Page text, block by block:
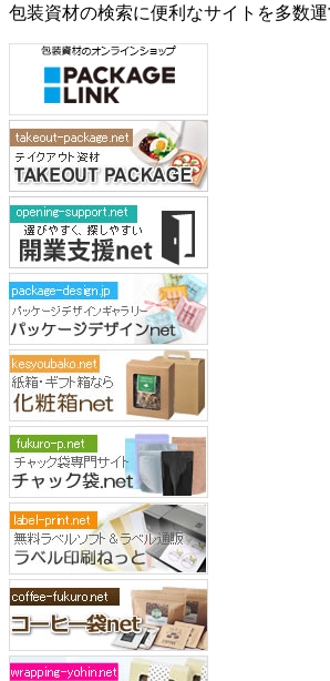
包装資材の検索に便利なサイトを多数運